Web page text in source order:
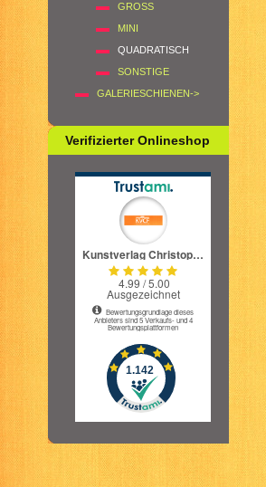
GROSS
MINI
QUADRATISCH
SONSTIGE
GALERIESCHIENEN->
Verifizierter Onlineshop